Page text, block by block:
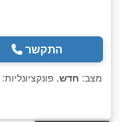
התקשר
מצב: חדש, פונקציונליות: